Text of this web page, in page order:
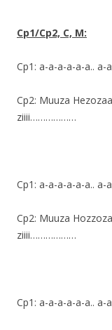
Cp1/Cp2, C, M:
Cp1: a-a-a-a-a-a.. a-
Cp2: Muuza
ziiii………………
Cp1: a-a-a-a-a-a.. a-
Cp2: Muuza
ziiii………………
Cp1: a-a-a-a-a-a.. a-